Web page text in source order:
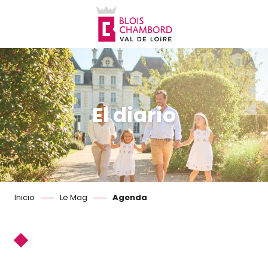
principal
El diario
Inicio Le Mag Agenda